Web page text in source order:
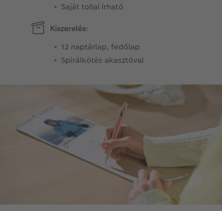
Saját tollal írható
Kiszerelés:
12 naptárlap, fedőlap
Spirálkötés akasztóval